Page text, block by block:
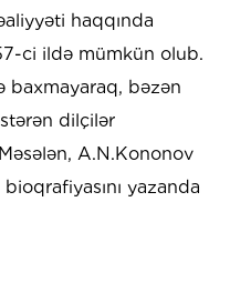
haqqında
ci ildə mümkün olub.
baxmayaraq, bəzən
dilçilər
A.N.Kononov
yazanda